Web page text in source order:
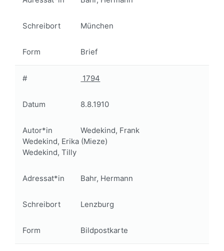
Schreibort München
Form Brief
# 1794
Datum 8.8.1910
Autor*in
Wedekind, Frank
Wedekind, Erika (Mieze)
Wedekind, Tilly
Adressat*in Bahr, Hermann
Schreibort Lenzburg
Form Bildpostkarte